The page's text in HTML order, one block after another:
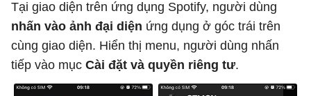
Tại giao diện trên ứng dụng Spotify, người dùng
nhấn vào ảnh đại diện ứng dụng ở góc trái trên
cùng giao diện. Hiển thị menu, người dùng nhấn
tiếp vào mục Cài đặt và quyền riêng tư.